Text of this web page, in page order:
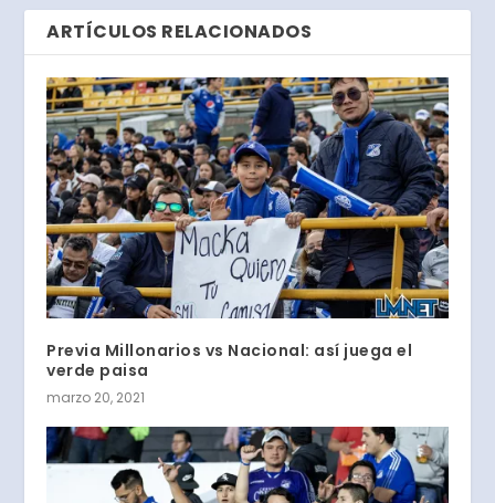
ARTÍCULOS RELACIONADOS
Previa Millonarios vs Nacional: así juega el
verde paisa
marzo 20, 2021